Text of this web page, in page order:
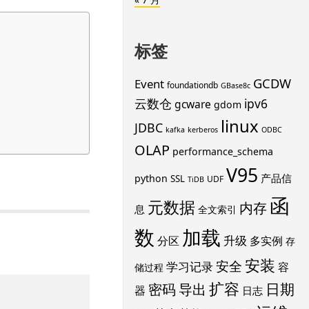
标签
Event foundationdb GBase8c GCDW
云数仓 gcware gdom ipv6
JDBC kafka kerberos linux ODBC
OLAP performance_schema
python SSL TiDB UDF V95 产品信
息 元数据 全文索引 内存函
数 分区 加载 升级 多实例 存
储过程 学习记录安全安装 容
器 密码 导出 扩容 日志 日期